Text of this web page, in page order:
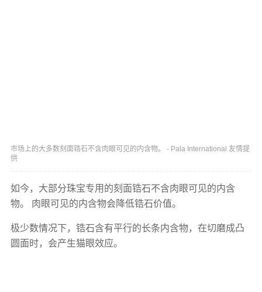
市场上的大多数刻面锆石不含肉眼可见的内含物。 - Pala International 友情提
供
如今，大部分珠宝专用的刻面锆石不含肉眼可见的内含
物。 肉眼可见的内含物会降低锆石价值。
极少数情况下，锆石含有平行的长条内含物，在切磨成凸
圆面时，会产生猫眼效应。